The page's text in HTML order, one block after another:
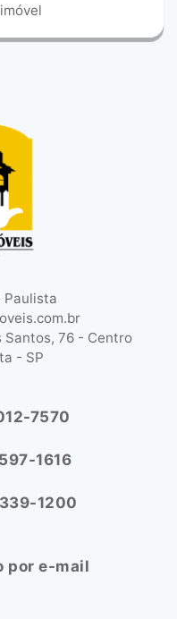
Paulista
Santos, 76 - Centro
- SP
7570
1616
1200
por e-mail